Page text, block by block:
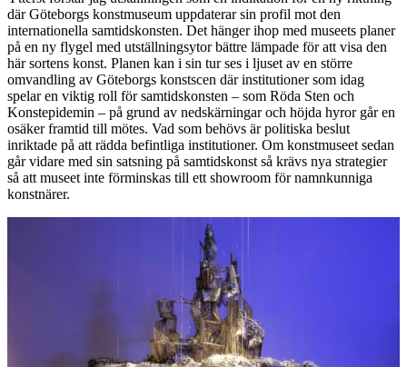
där Göteborgs konstmuseum uppdaterar sin profil mot den
internationella samtidskonsten. Det hänger ihop med museets planer
på en ny flygel med utställningsytor bättre lämpade för att visa den
här sortens konst. Planen kan i sin tur ses i ljuset av en större
omvandling av Göteborgs konstscen där institutioner som idag
spelar en viktig roll för samtidskonsten – som Röda Sten och
Konstepidemin – på grund av nedskärningar och höjda hyror går en
osäker framtid till mötes. Vad som behövs är politiska beslut
inriktade på att rädda befintliga institutioner. Om konstmuseet sedan
går vidare med sin satsning på samtidskonst så krävs nya strategier
så att museet inte förminskas till ett showroom för namnkunniga
konstnärer.